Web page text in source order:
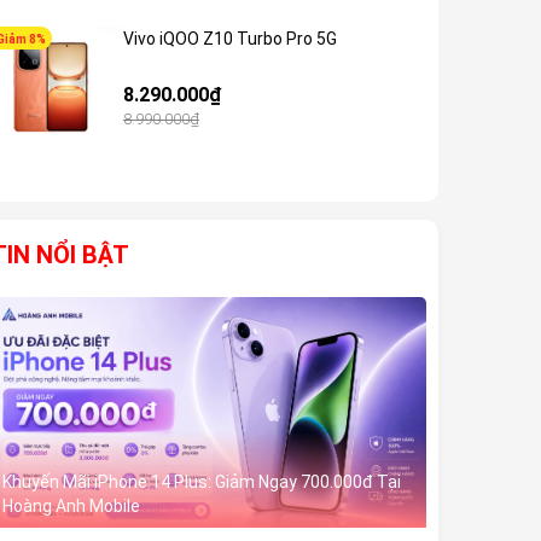
8% Vivo iQOO Z10 Turbo Pro 5G
8.290.000₫
8.990.000₫
NỔI BẬT
Khuyến Mãi iPhone 14 Plus: Giảm Ngay 700.000đ Tại
Hoàng Anh Mobile